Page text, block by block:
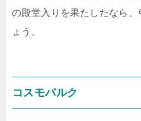
の殿堂入りを果たしたなら
ょう。
コスモバルク